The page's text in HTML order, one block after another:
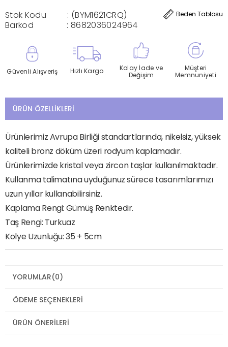
Beden Tablosu
Stok Kodu
(BYM1621CRQ)
Barkod
: 8682036024964
Güvenli Alışveriş Hızlı Kargo
Kolay İade ve
Değişim
Müşteri
Memnuniyeti
ÜRÜN ÖZELLIKLERI
Ürünlerimiz Avrupa Birliği standartlarında, nikelsiz, yüksek
kaliteli bronz döküm üzeri rodyum kaplamadır.
Ürünlerimizde kristal veya zircon taşlar kullanılmaktadır.
Kullanma talimatına uyduğunuz sürece tasarımlarımızı
uzun yıllar kullanabilirsiniz.
Kaplama Rengi: Gümüş Renktedir.
Taş Rengi: Turkuaz
Kolye Uzunluğu: 35 + 5cm
YORUMLAR(0)
ÖDEME SEÇENEKLERI
ÜRÜN ÖNERILERI